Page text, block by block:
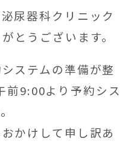
尿器科クリニック
とうございます。
ステムの準備が整
前9:00より予約シス
かけして申し訳あ